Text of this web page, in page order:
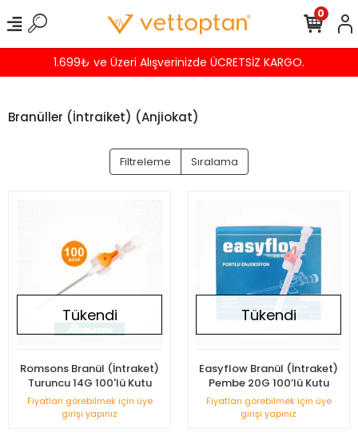
1.699₺ ve Üzeri Alışverinizde ÜCRETSİZ KARGO.
0
Branüller (İntraiket) (Anjiokat)
Filtreleme Sıralama
Tükendi
Romsons Branül (İntraket)
Turuncu 14G 100'lü Kutu
Fiyatları görebilmek için üye
girişi yapınız
Tükendi
Easyflow Branül (İntraket)
Pembe 20G 100’lü Kutu
Fiyatları görebilmek için üye
girişi yapınız